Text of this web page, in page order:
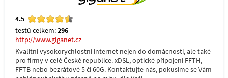
4.5
testů celkem:296
http://www.giganet.cz
Kvalitní vysokorychlostní internet nejen do domácnosti, ale také
pro firmy v celé České republice. xDSL, optické připojení FFTH,
FFTB nebo bezrátové 5 či 60G. Kontaktujte nás, pokusíme se Vám